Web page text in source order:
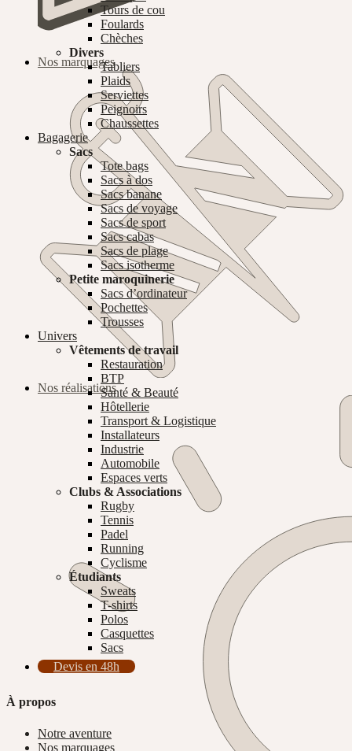
Nos marquages
Nos réalisations
Tours de cou
Foulards
Chèches
Divers
Tabliers
Plaids
Serviettes
Peignoirs
Chaussettes
Bagagerie
Sacs
Tote bags
Sacs à dos
Sacs banane
Sacs de voyage
Sacs de sport
Sacs cabas
Sacs de plage
Sacs isotherme
Petite maroquinerie
Sacs d’ordinateur
Pochettes
Trousses
Univers
Vêtements de travail
Restauration
BTP
Santé & Beauté
Hôtellerie
Transport & Logistique
Installateurs
Industrie
Automobile
Espaces verts
Clubs & Associations
Rugby
Tennis
Padel
Running
Cyclisme
Étudiants
Sweats
T-shirts
Polos
Casquettes
Sacs
Devis en 48h
À propos
Notre aventure
Nos marquages